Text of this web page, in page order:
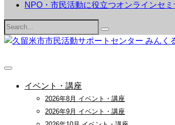
NPO・市民活動に役立つオンラインセ
Search
for:
イベント・講座
2026年8月 イベント・講座
2026年9月 イベント・講座